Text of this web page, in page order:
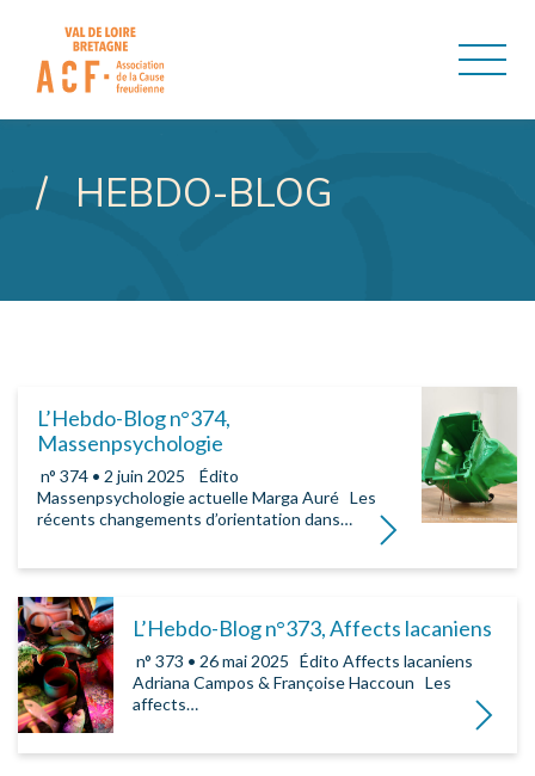
ASSOCIATION DE LA
HEBDO-BLOG
L’Hebdo-Blog n°374,
Massenpsychologie
­ n° 374 • 2 juin 2025 ­ ­ ­ Édito
Massenpsychologie actuelle Marga Auré Les
récents changements d’orientation dans…
Lire la suite
L’Hebdo-Blog n°373, Affects lacaniens
­ n° 373 • 26 mai 2025 ­ ­ Édito Affects lacaniens
Adriana Campos & Françoise Haccoun Les
affects…
Lire la